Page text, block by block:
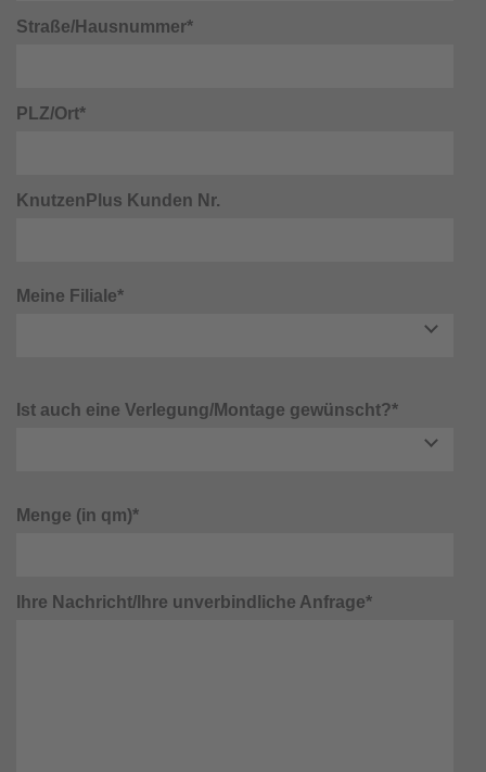
Straße/Hausnummer*
PLZ/Ort*
KnutzenPlus Kunden Nr.
Meine Filiale*
Ist auch eine Verlegung/Montage gewünscht?*
Menge (in qm)*
Ihre Nachricht/Ihre unverbindliche Anfrage*